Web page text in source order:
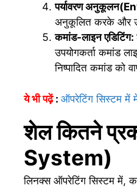
पर्यावरण
अनुकूलित करके और
कमांड-लाइन एडिटिंग:
उपयोगकर्ता कमांड
निष्पादित कमांड को
ये भी पढ़ें: ऑपरेटिंग सिस्टम में
शेल कितने
System)
लिनक्स ऑपरेटिंग सिस्टम में,